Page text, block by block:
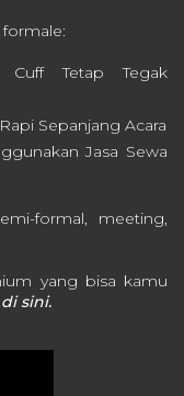
Tetap Tegak
Sepanjang Acara
Jasa Sewa
formal, meeting,
yang bisa kamu
di sini.